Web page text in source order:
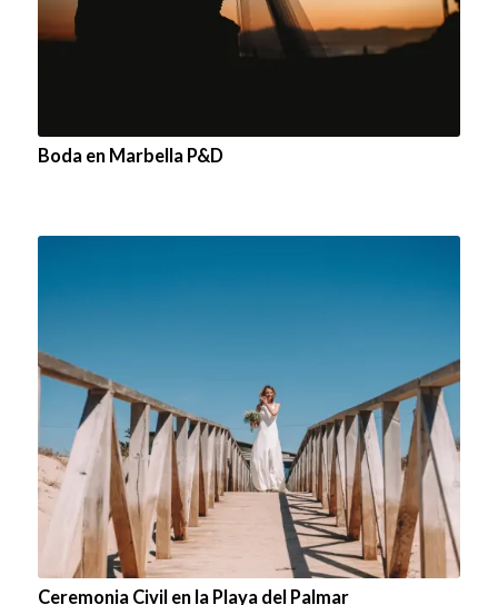
Boda en Marbella P&D
Ceremonia Civil en la Playa del Palmar